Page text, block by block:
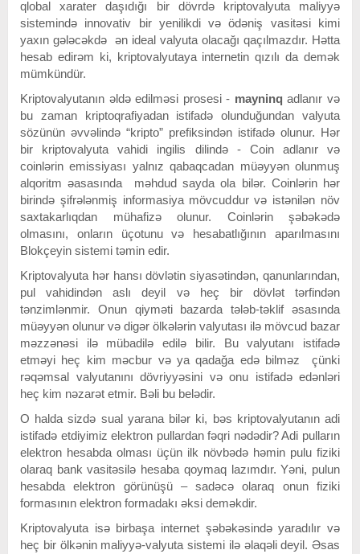
qlobal xarater daşıdığı bir dövrdə kriptovalyuta maliyyə
sistemində innovativ bir yenilikdi və ödəniş vasitəsi kimi
yaxın gələcəkdə ən ideal valyuta olacağı qaçılmazdır. Hətta
hesab edirəm ki, kriptovalyutaya internetin qızılı da demək
mümkündür.
Kriptovalyutanın əldə edilməsi prosesi - mayninq adlanır və
bu zaman kriptoqrafiyadan istifadə olunduğundan valyuta
sözünün əvvəlində “kripto” prefiksindən istifadə olunur. Hər
bir kriptovalyuta vahidi ingilis dilində - Coin adlanır və
coinlərin emissiyası yalnız qabaqcadan müəyyən olunmuş
alqoritm əasasında məhdud sayda ola bilər. Coinlərin hər
birində şifrələnmiş informasiya mövcuddur və istənilən növ
saxtakarlıqdan mühafizə olunur. Coinlərin şəbəkədə
olmasını, onların üçotunu və hesabatlığının aparılmasını
Blokçeyin sistemi təmin edir.
Kriptovalyuta hər hansı dövlətin siyasətindən, qanunlarından,
pul vahidindən aslı deyil və heç bir dövlət tərfindən
tənzimlənmir. Onun qiyməti bazarda tələb-təklif əsasında
müəyyən olunur və digər ölkələrin valyutası ilə mövcud bazar
məzzənəsi ilə mübadilə edilə bilir. Bu valyutanı istifadə
etməyi heç kim məcbur və ya qadağa edə bilməz çünki
rəqəmsal valyutanını dövriyyəsini və onu istifadə edənləri
heç kim nəzarət etmir. Bəli bu belədir.
O halda sizdə sual yarana bilər ki, bəs kriptovalyutanın adi
istifadə etdiyimiz elektron pullardan fəqri nədədir? Adi pulların
elektron hesabda olması üçün ilk növbədə həmin pulu fiziki
olaraq bank vasitəsilə hesaba qoymaq lazımdır. Yəni, pulun
hesabda elektron görünüşü – sadəcə olaraq onun fiziki
formasının elektron formadakı əksi deməkdir.
Kriptovalyuta isə birbaşa internet şəbəkəsində yaradılır və
heç bir ölkənin maliyyə-valyuta sistemi ilə əlaqəli deyil. Əsas